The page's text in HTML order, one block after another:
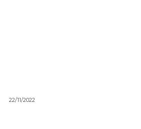
22/11/2022